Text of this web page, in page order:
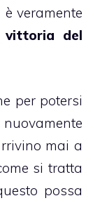
veramente
del
per potersi
mai a
si tratta
possa